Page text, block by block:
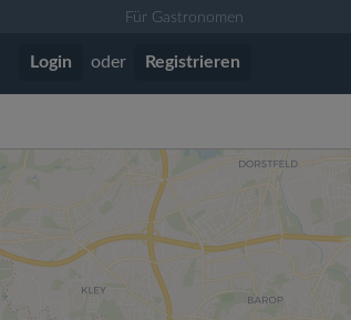
Für Gastronomen
Login oder Registrieren